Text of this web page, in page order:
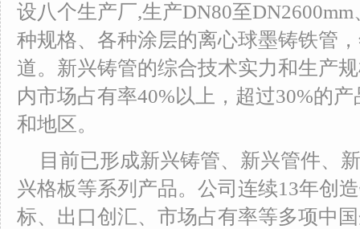
设八个生产厂,生产DN80至
种规格、各种涂层的离心球墨铸铁管
道。新兴铸管的综合技术实力和生产
内市场占有率40%以上，超过30%的
和地区。
目前已形成新兴铸管、新兴管件、
兴格板等系列产品。公司连续13年创
标、出口创汇、市场占有率等多项中